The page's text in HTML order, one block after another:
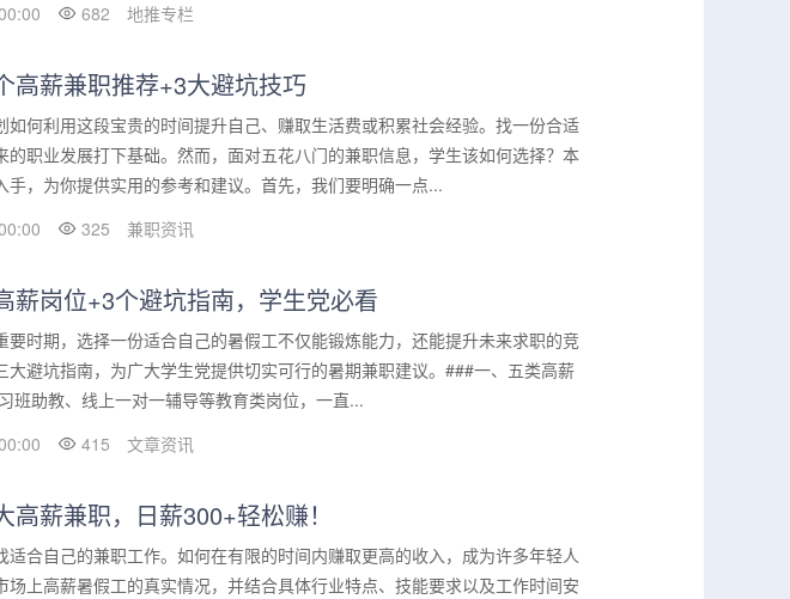
682 地推专栏
高薪兼职推荐+3大避坑技巧
何利用这段宝贵的时间提升自己、赚取生活费或积累社会经验。找一份合适
职业发展打下基础。然而，面对五花八门的兼职信息，学生该如何选择？本
，为你提供实用的参考和建议。首先，我们要明确一点...
325 兼职资讯
薪岗位+3个避坑指南，学生党必看
时期，选择一份适合自己的暑假工不仅能锻炼能力，还能提升未来求职的竞
避坑指南，为广大学生党提供切实可行的暑期兼职建议。###一、五类高薪
班助教、线上一对一辅导等教育类岗位，一直...
415 文章资讯
薪兼职，日薪300+轻松赚！
合自己的兼职工作。如何在有限的时间内赚取更高的收入，成为许多年轻人
上高薪暑假工的真实情况，并结合具体行业特点、技能要求以及工作时间安